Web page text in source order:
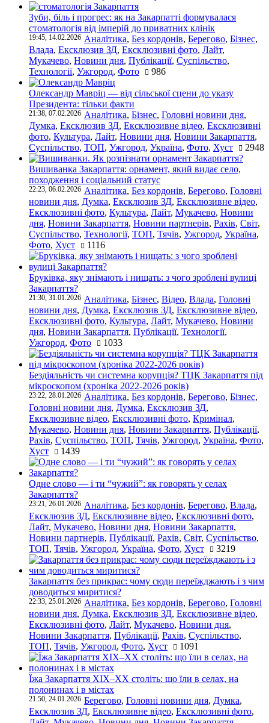
Зуби, біль і прогрес: як на Закарпатті формувалася
стоматологія від імперій до приватних клінік
19:45, 14.02.2026 Аналітика, Без кордонів, Берегово, Бізнес,
Влада, Ексклюзив ЗД, Ексклюзивні фото, Лайт,
Мукачево, Новини дня, Публікації, Суспільство,
Технології, Ужгород, Фото 986
Олександр Мавріц — від сільської сцени до указу
Президента: тільки факти
21:38, 07.02.2026 Аналітика, Бізнес, Головні новини дня,
Думка, Ексклюзив ЗД, Ексклюзивне відео, Ексклюзивні
фото, Культура, Лайт, Новини дня, Новини Закарпаття,
Суспільство, ТОП, Ужгород, Україна, Фото, Хуст 2948
Вишиванка Закарпаття: орнамент, який видає село,
походження і соціальний статус
22:23, 06.02.2026 Аналітика, Без кордонів, Берегово, Головні
новини дня, Думка, Ексклюзив ЗД, Ексклюзивне відео,
Ексклюзивні фото, Культура, Лайт, Мукачево, Новини
дня, Новини Закарпаття, Новини партнерів, Рахів, Світ,
Суспільство, Технології, ТОП, Тячів, Ужгород, Україна,
Фото, Хуст 1116
Бруківка, яку знімають і нищать: з чого зроблені вулиці
Закарпаття?
21:30, 31.01.2026 Аналітика, Бізнес, Відео, Влада, Головні
новини дня, Думка, Ексклюзив ЗД, Ексклюзивне відео,
Ексклюзивні фото, Культура, Лайт, Мукачево, Новини
дня, Новини Закарпаття, Публікації, Технології,
Ужгород, Фото 1033
Бездіяльність чи системна корупція? ТЦК Закарпаття під
мікроскопом (хроніка 2022-2026 років)
23:22, 28.01.2026 Аналітика, Без кордонів, Берегово, Бізнес,
Головні новини дня, Думка, Ексклюзив ЗД,
Ексклюзивне відео, Ексклюзивні фото, Кримінал,
Мукачево, Новини дня, Новини Закарпаття, Публікації,
Рахів, Суспільство, ТОП, Тячів, Ужгород, Україна, Фото,
Хуст
1439
Одне слово — і ти “чужий”: як говорять у селах
Закарпаття?
23:21, 26.01.2026 Аналітика, Без кордонів, Берегово, Влада,
Ексклюзив ЗД, Ексклюзивне відео, Ексклюзивні фото,
Лайт, Мукачево, Новини дня, Новини Закарпаття,
Новини партнерів, Публікації, Рахів, Світ, Суспільство,
ТОП, Тячів, Ужгород, Україна, Фото, Хуст 3219
Закарпаття без прикрас: чому сюди переїжджають і з чим
доводиться миритися?
22:33, 25.01.2026 Аналітика, Без кордонів, Берегово, Головні
новини дня, Думка, Ексклюзив ЗД, Ексклюзивне відео,
Ексклюзивні фото, Лайт, Мукачево, Новини дня,
Новини Закарпаття, Публікації, Рахів, Суспільство,
ТОП, Тячів, Ужгород, Фото, Хуст 1091
Їжа Закарпаття ХІХ–ХХ століть: що їли в селах, на
полонинах і в містах
21:50, 24.01.2026 Берегово, Головні новини дня, Думка,
Ексклюзив ЗД, Ексклюзивне відео, Ексклюзивні фото,